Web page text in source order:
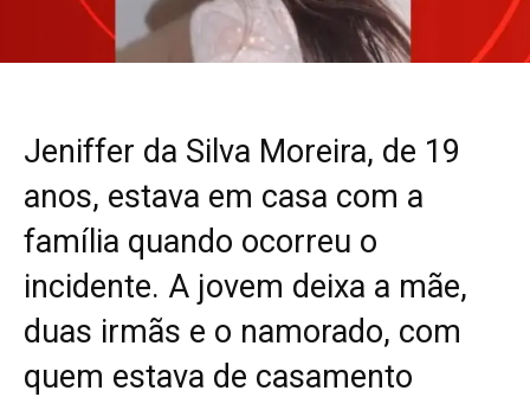
Jeniffer da Silva Moreira, de 19
anos, estava em casa com a
família quando ocorreu o
incidente. A jovem deixa a mãe,
duas irmãs e o namorado, com
quem estava de casamento